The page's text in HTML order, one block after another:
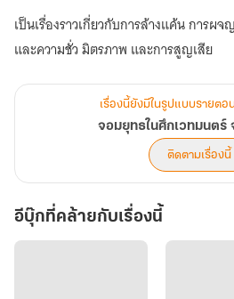
เวท
จบ
บริบูรณ์
เป็นเรื่องราวเกี่ยวกับการล้างแค้น การผ
และความชั่ว มิตรภาพ และการสูญเสีย
เรื่องนี้ยังมีในรูปแบบรายตอ
จอมยุทธในศึกเวทมนต
ติดตามเรื่องนี้
อีบุ๊กที่คล้ายกับเรื่องนี้